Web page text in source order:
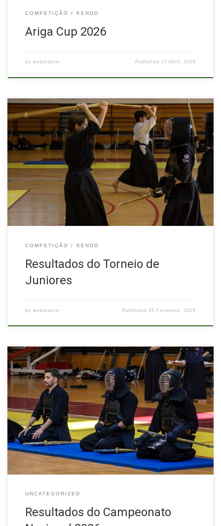
COMPETIÇÃO KENDO
Ariga Cup 2026
by webmaster Published 17 Abril, 2026
COMPETIÇÃO KENDO
Resultados do Torneio de
Juniores
by webmaster Published 25 Fevereiro, 2026
UNCATEGORIZED
Resultados do Campeonato